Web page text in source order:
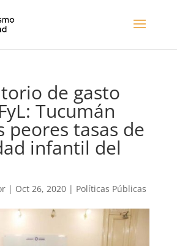
de gasto
Tucumán
peores tasas de
infantil del
| Oct 26, 2020| Políticas Públicas